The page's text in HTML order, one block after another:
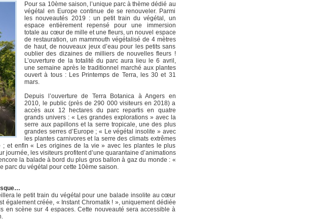
Pour sa 10ème saison, l’unique parc à thème dédié au
végétal en Europe continue de se renouveler. Parmi
les nouveautés 2019 : un petit train du végétal, un
espace entièrement repensé pour une immersion
totale au cœur de mille et une fleurs, un nouvel espace
de restauration, un mammouth végétalisé de 4 mètres
de haut, de nouveaux jeux d’eau pour les petits sans
oublier des dizaines de milliers de nouvelles fleurs !
L’ouverture de la totalité du parc aura lieu le 6 avril,
une semaine après le traditionnel marché aux plantes
ouvert à tous : Les Printemps de Terra, les 30 et 31
mars.
Depuis l’ouverture de Terra Botanica à Angers en
2010, le public (près de 290 000 visiteurs en 2018) a
accès aux 12 hectares du parc repartis en quatre
grands univers : « Les grandes explorations » avec la
serre aux papillons et la serre tropicale, une des plus
grandes serres d’Europe ; « Le végétal insolite » avec
les plantes carnivores et la serre des climats extrêmes
et enfin « Les origines de la vie » avec les plantes le plus
les visiteurs profitent d’une quarantaine d’animations
la balade à bord du plus gros ballon à gaz du monde : «
parc du végétal pour cette 10ème saison.
le petit train du végétal pour une balade insolite au cœur
également créée, « Instant Chromatik ! », uniquement dédiée
scène sur 4 espaces. Cette nouveauté sera accessible à